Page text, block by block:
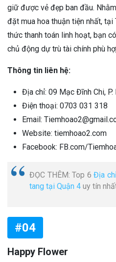
giữ được vẻ đẹp ban đầu.
đặt mua hoa thuận tiện nhất, tại
thức thanh toán linh hoạt, bạn
chủ động dự trù tài chính phù
Thông tin liên hệ:
Địa chỉ: 09 Mạc Đĩnh Chi, P.
Điện thoại: 0703 031 318
Email:
Website: tiemhoao2.com
Facebook: FB.com/
ĐỌC THÊM: Top 6Địa
tang tại Quận 4 uy tín
#04
Happy Flower